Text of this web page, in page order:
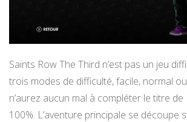
Saints Row The Third n’est pas un jeu
trois modes de difficulté, facile, normal
n’aurez aucun mal à compléter le titre de
100%. L’aventure principale se découpe